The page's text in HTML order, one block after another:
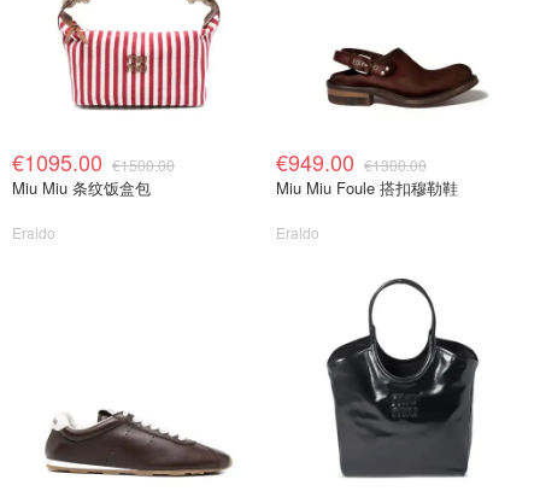
€1095.00 €1500.00
Miu Miu 条纹饭盒包
Eraldo
€949.00 €1300.00
Miu Miu Foule 搭扣穆勒鞋
Eraldo